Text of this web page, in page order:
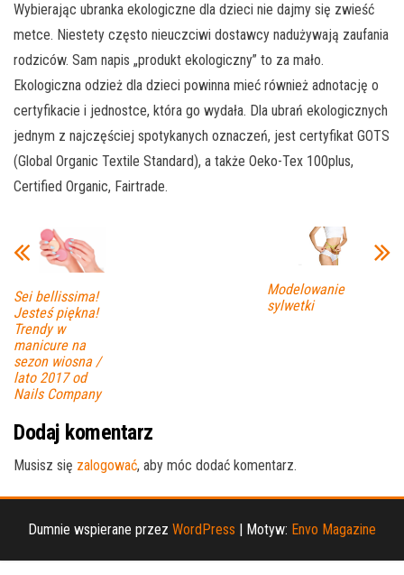
Wybierając ubranka ekologiczne dla dzieci nie dajmy się zwieść
metce. Niestety często nieuczciwi dostawcy nadużywają zaufania
rodziców. Sam napis „produkt ekologiczny” to za mało.
Ekologiczna odzież dla dzieci powinna mieć również adnotację o
certyfikacie i jednostce, która go wydała. Dla ubrań ekologicznych
jednym z najczęściej spotykanych oznaczeń, jest certyfikat GOTS
(Global Organic Textile Standard), a także Oeko-Tex 100plus,
Certified Organic, Fairtrade.
Sei bellissima!
Jesteś piękna!
Trendy w
manicure na
sezon wiosna /
lato 2017 od
Nails Company
Modelowanie
sylwetki
Dodaj komentarz
Musisz się zalogować, aby móc dodać komentarz.
Dumnie wspierane przez WordPress Motyw: Envo Magazine